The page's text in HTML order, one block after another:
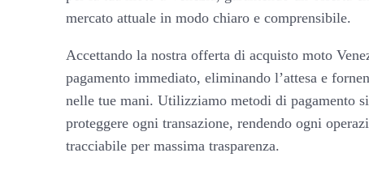
mercato attuale in modo chiaro e comprensibile.
Accettando la nostra offerta di acquisto moto
pagamento immediato, eliminando l’attesa e
nelle tue mani. Utilizziamo metodi di pagamento
proteggere ogni transazione, rendendo ogni
tracciabile per massima trasparenza.